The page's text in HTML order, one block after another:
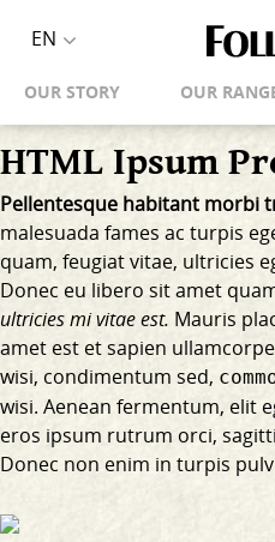
EN
language
selector
OUR STORY OUR
HTML Ipsum
Pellentesque habitant morbi
malesuada fames ac turpis
quam, feugiat vitae, ultricies
Donec eu libero sit amet
ultricies mi vitae est. Mauris
amet est et sapien
wisi, condimentum sed,
wisi. Aenean fermentum, elit
eros ipsum rutrum orci,
Donec non enim in turpis